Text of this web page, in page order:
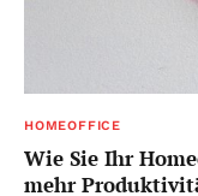
HOMEOFFICE
Wie Sie Ihr
mehr